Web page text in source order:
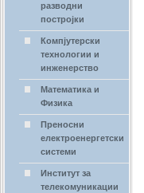
разводни
постројки
Компјутерски
технологии и
инженерство
Математика и
Физика
Преносни
електроенергетски
системи
Институт за
телекомуникации